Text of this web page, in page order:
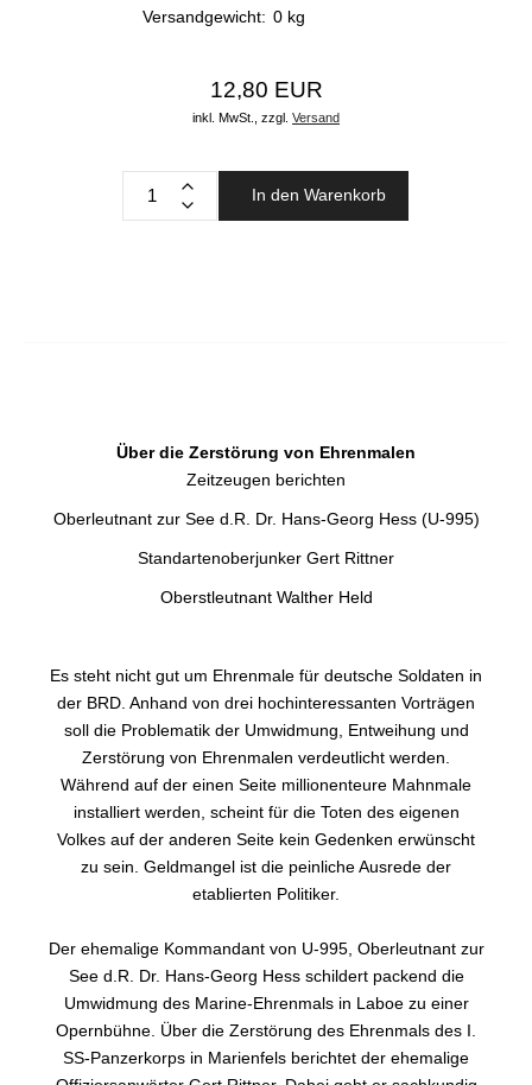
Versandgewicht: 0 kg
12,80 EUR
inkl. MwSt., zzgl. Versand
In den Warenkorb
Über die Zerstörung von Ehrenmalen
Zeitzeugen berichten
Oberleutnant zur See d.R. Dr. Hans-Georg Hess (U-995)
Standartenoberjunker Gert Rittner
Oberstleutnant Walther Held
Es steht nicht gut um Ehrenmale für deutsche Soldaten in
der BRD. Anhand von drei hochinteressanten Vorträgen
soll die Problematik der Umwidmung, Entweihung und
Zerstörung von Ehrenmalen verdeutlicht werden.
Während auf der einen Seite millionenteure Mahnmale
installiert werden, scheint für die Toten des eigenen
Volkes auf der anderen Seite kein Gedenken erwünscht
zu sein. Geldmangel ist die peinliche Ausrede der
etablierten Politiker.
Der ehemalige Kommandant von U-995, Oberleutnant zur
See d.R. Dr. Hans-Georg Hess schildert packend die
Umwidmung des Marine-Ehrenmals in Laboe zu einer
Opernbühne. Über die Zerstörung des Ehrenmals des I.
SS-Panzerkorps in Marienfels berichtet der ehemalige